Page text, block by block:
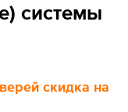
системы
скидка на